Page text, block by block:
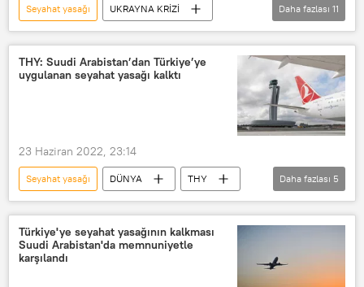
Seyahat yasağı
UKRAYNA KRİZİ
Fransa
Rusya
Ukrayna
giriş yasağı
Tarihi eser
Rus
vatandaş
Daha fazlası 11
THY: Suudi Arabistan’dan Türkiye’ye
uygulanan seyahat yasağı kalktı
23 Haziran 2022, 23:14
Seyahat yasağı DÜNYA
THY
Türk Hava Yolları (THY)
Suudi Arabistan
Seyahat
Yurtdışı seyahat
duyuru
Daha fazlası 5
Türkiye'ye seyahat yasağının kalkması
Suudi Arabistan'da memnuniyetle
karşılandı